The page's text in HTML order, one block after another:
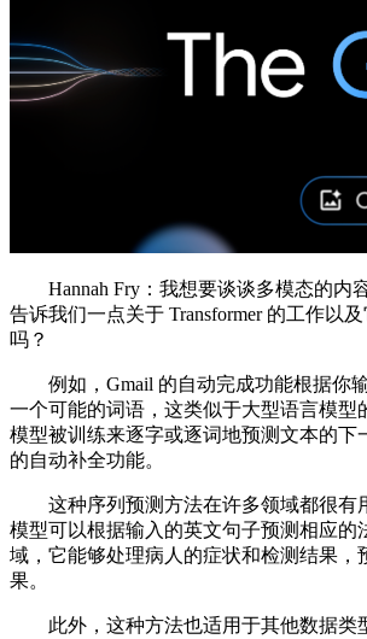
Hannah Fry：我想要谈谈多模态的内
告诉我们一点关于 Transformer 的工作以
吗？
例如，Gmail 的自动完成功能根据你
一个可能的词语，这类似于大型语言模型
模型被训练来逐字或逐词地预测文本的下
的自动补全功能。
这种序列预测方法在许多领域都很有
模型可以根据输入的英文句子预测相应的
域，它能够处理病人的症状和检测结果，
果。
此外，这种方法也适用于其他数据类